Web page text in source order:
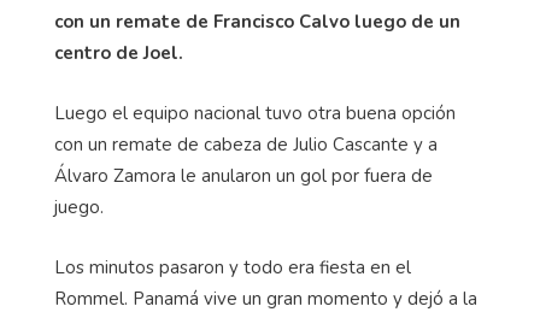
con un remate de Francisco Calvo luego de un
centro de Joel.
Luego el equipo nacional tuvo otra buena opción
con un remate de cabeza de Julio Cascante y a
Álvaro Zamora le anularon un gol por fuera de
juego.
Los minutos pasaron y todo era fiesta en el
Rommel. Panamá vive un gran momento y dejó a la